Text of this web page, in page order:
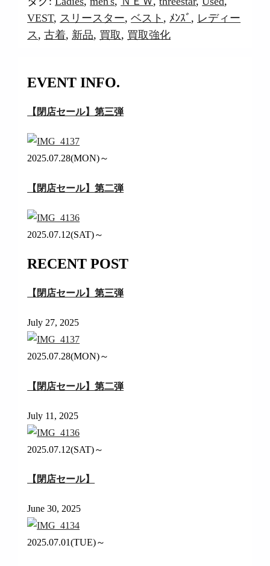
VEST, スリースター,ベスト , ﾒﾝｽﾞ , レディー
ス,古着, 新品, 買取, 買取強化
EVENT INFO.
【閉店セール】第三弾
2025.07.28(MON)～
【閉店セール】第二弾
2025.07.12(SAT)～
RECENT POST
【閉店セール】第三弾
July 27, 2025
2025.07.28(MON)～
【閉店セール】第二弾
July 11, 2025
2025.07.12(SAT)～
【閉店セール】
June 30, 2025
2025.07.01(TUE)～